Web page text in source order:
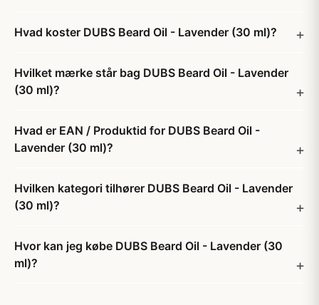
Hvad koster DUBS Beard Oil - Lavender (30 ml)?
Hvilket mærke står bag DUBS Beard Oil - Lavender
(30 ml)?
Hvad er EAN / Produktid for DUBS Beard Oil -
Lavender (30 ml)?
Hvilken kategori tilhører DUBS Beard Oil - Lavender
(30 ml)?
Hvor kan jeg købe DUBS Beard Oil - Lavender (30
ml)?